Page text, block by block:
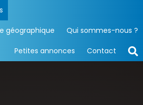
géographique Qui sommes-nous ?
Petites annonces Contact